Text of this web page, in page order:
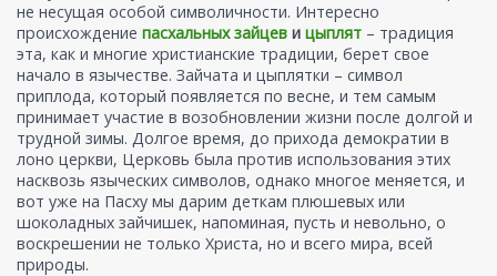
не несущая особой символичности. Интересно
происхождение пасхальных зайцев и цыплят – традиция
эта, как и многие христианские традиции, берет свое
начало в язычестве. Зайчата и цыплятки – символ
приплода, который появляется по весне, и тем самым
принимает участие в возобновлении жизни после долгой и
трудной зимы. Долгое время, до прихода демократии в
лоно церкви, Церковь была против использования этих
насквозь языческих символов, однако многое меняется, и
вот уже на Пасху мы дарим деткам плюшевых или
шоколадных зайчишек, напоминая, пусть и невольно, о
воскрешении не только Христа, но и всего мира, всей
природы.